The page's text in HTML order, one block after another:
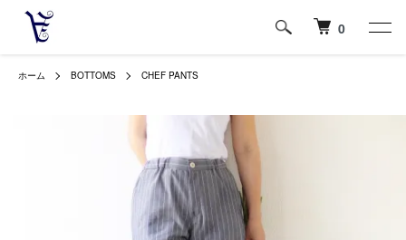
0
ホーム BOTTOMS CHEF PANTS